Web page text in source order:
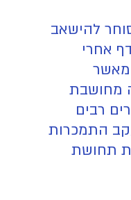
להישאב
אחרי
מאשר
מחושבת
רבים
התמכרות
תחושת